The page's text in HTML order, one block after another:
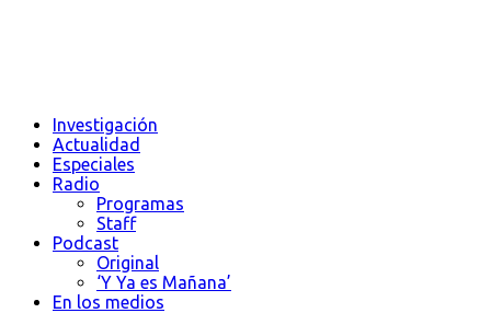
Investigación
Actualidad
Especiales
Radio
Programas
Staff
Podcast
Original
‘Y Ya es Mañana’
En los medios